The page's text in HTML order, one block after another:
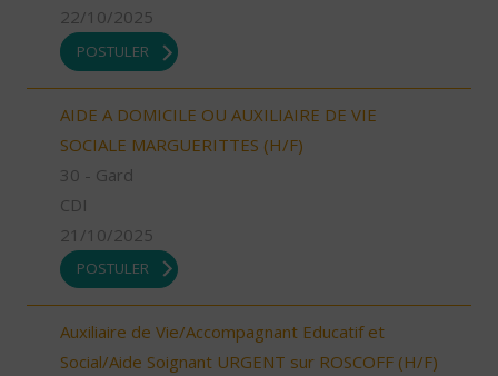
22/10/2025
POSTULER
AIDE A DOMICILE OU AUXILIAIRE DE VIE
SOCIALE MARGUERITTES (H/F)
30 - Gard
CDI
21/10/2025
POSTULER
Auxiliaire de Vie/Accompagnant Educatif et
Social/Aide Soignant URGENT sur ROSCOFF (H/F)